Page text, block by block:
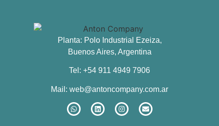
Planta: Polo Industrial Ezeiza,
Buenos Aires, Argentina
Tel: +54 911 4949 7906
Mail: web@antoncompany.com.ar